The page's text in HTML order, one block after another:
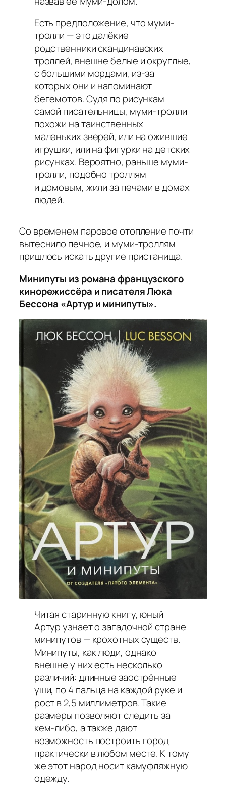
Есть предположение, что муми-
тролли — это далёкие
родственники скандинавских
троллей, внешне белые и округлые,
с большими мордами, из-за
которых они и напоминают
бегемотов. Судя по рисункам
самой писательницы, муми-тролли
похожи на таинственных
маленьких зверей, или на ожившие
игрушки, или на фигурки на детских
рисунках. Вероятно, раньше муми-
тролли, подобно троллям
и домовым, жили за печами в домах
людей.
Со временем паровое отопление почти
вытеснило печное, и муми-троллям
пришлось искать другие пристанища.
Минипуты из романа французского
кинорежиссёра и писателя Люка
Бессона «Артур и минипуты».
Читая старинную книгу, юный
Артур узнает о загадочной стране
минипутов — крохотных существ.
Минипуты, как люди, однако
внешне у них есть несколько
различий: длинные заострённые
уши, по 4 пальца на каждой руке и
рост в 2,5 миллиметров. Такие
размеры позволяют следить за
кем-либо, а также дают
возможность построить город
практически в любом месте. К тому
же этот народ носит камуфляжную
одежду.